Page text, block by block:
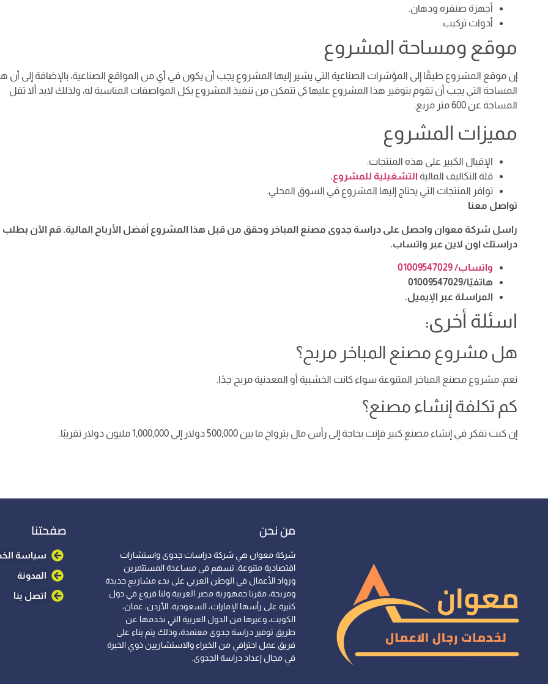
أجهزة صنفره ودهان.
أدوات تركيب.
موقع ومساحة المشروع
إن موقع المشروع طبقًا إلى المؤشرات الصناعية التي يشير إليها المشروع يجب أن يكون في أي من المواقع الصناعية، بالإضافة إلى أن
المساحة التي يجب أن تقوم بتوفير هذا المشروع عليها كي تتمكن من تنفيذ المشروع بكل المواصفات المناسبة له، ولذلك لابد ألا تقل
المساحة عن 600 متر مربع.
مميزات المشروع
الإقبال الكبير على هذه المنتجات.
قلة التكاليف المالية التشغيلية للمشروع.
توافر المنتجات التي يحتاج إليها المشروع في السوق المحلي.
تواصل معنا
راسل شركة معوان واحصل على دراسة جدوى مصنع المباخر وحقق من قبل هذا المشروع أفضل الأرباح المالية. قم الآن بطلب
دراستك اون لاين عبر واتساب.
واتساب/ 01009547029
هاتفيًا/01009547029
المراسلة عبر الإيميل.
اسئلة أخرى:
هل مشروع مصنع المباخر مربح؟
نعم، مشروع مصنع المباخر المتنوعة سواء كانت الخشبية أو المعدنية مربح جدًا.
كم تكلفة إنشاء مصنع؟
إن كنت تفكر في إنشاء مصنع كبير فإنت بحاجة إلى رأس مال يترواح ما بين 500,000 دولار إلى 1,000,000 مليون دولار تقريبًا.
من نحن
شركة معوان هي شركة دراسات جدوى واستشارات
اقتصادية متنوعة، تسهم في مساعدة المستثمرين
ورواد الأعمال في الوطن العربي على بدء مشاريع جديدة
ومربحة، مقرنا جمهورية مصر العربية ولنا فروع في دول
كثيرة على رأسها الإمارات، السعودية، الأردن، عمان،
الكويت، وغيرها من الدول العربية التي نخدمها عن
طريق توفير دراسة جدوى معتمدة، وذلك يتم بناء على
فريق عمل احترافي من الخبراء والاستشاريين ذوي الخبرة
في مجال إعداد دراسة الجدوى.
صفحتنا
سياسة
المدونة
اتصل بنا